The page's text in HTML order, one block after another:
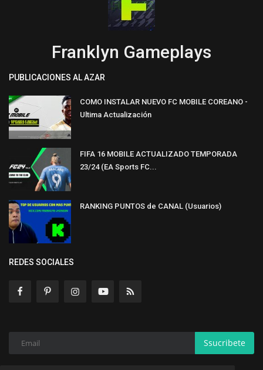
Franklyn Gameplays
PUBLICACIONES AL AZAR
COMO INSTALAR NUEVO FC MOBILE COREANO -
Ultima Actualización
FIFA 16 MOBILE ACTUALIZADO TEMPORADA
23/24 (EA Sports FC...
RANKING PUNTOS de CANAL (Usuarios)
REDES SOCIALES
Ssucribete